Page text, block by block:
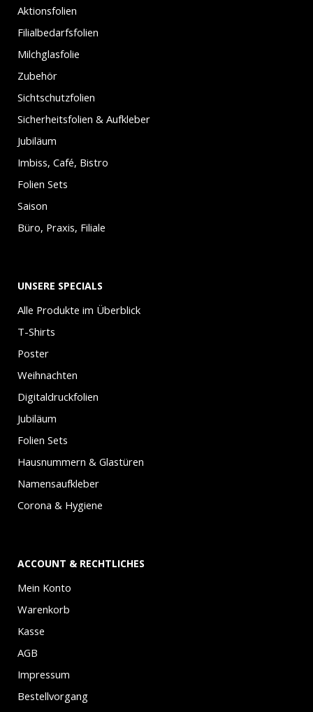
Aktionsfolien
Filialbedarfsfolien
Milchglasfolie
Zubehör
Sichtschutzfolien
Sicherheitsfolien & Aufkleber
Jubiläum
Imbiss, Café, Bistro
Folien Sets
Saison
Büro, Praxis, Filiale
UNSERE SPECIALS
Alle Produkte im Überblick
T-Shirts
Poster
Weihnachten
Digitaldruckfolien
Jubiläum
Folien Sets
Hausnummern & Glastüren
Namensaufkleber
Corona & Hygiene
ACCOUNT & RECHTLICHES
Mein Konto
Warenkorb
Kasse
AGB
Impressum
Bestellvorgang